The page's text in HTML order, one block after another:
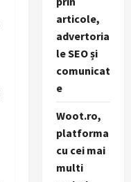
articole,
advertoria
le SEO și
comunicat
e
Woot.ro,
platforma
cu cei mai
multi